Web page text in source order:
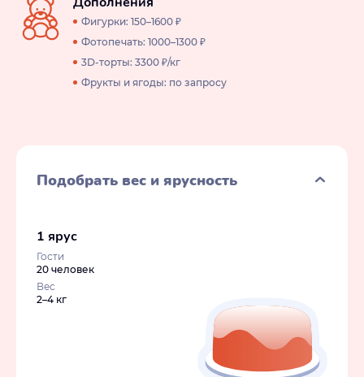
Фигурки: 150–1600 ₽
Фотопечать: 1000–1300 ₽
3D-торты: 3300 ₽/кг
Фрукты и ягоды: по запросу
Подобрать вес и ярусность
1 ярус
Гости
20 человек
Вес
2–4 кг